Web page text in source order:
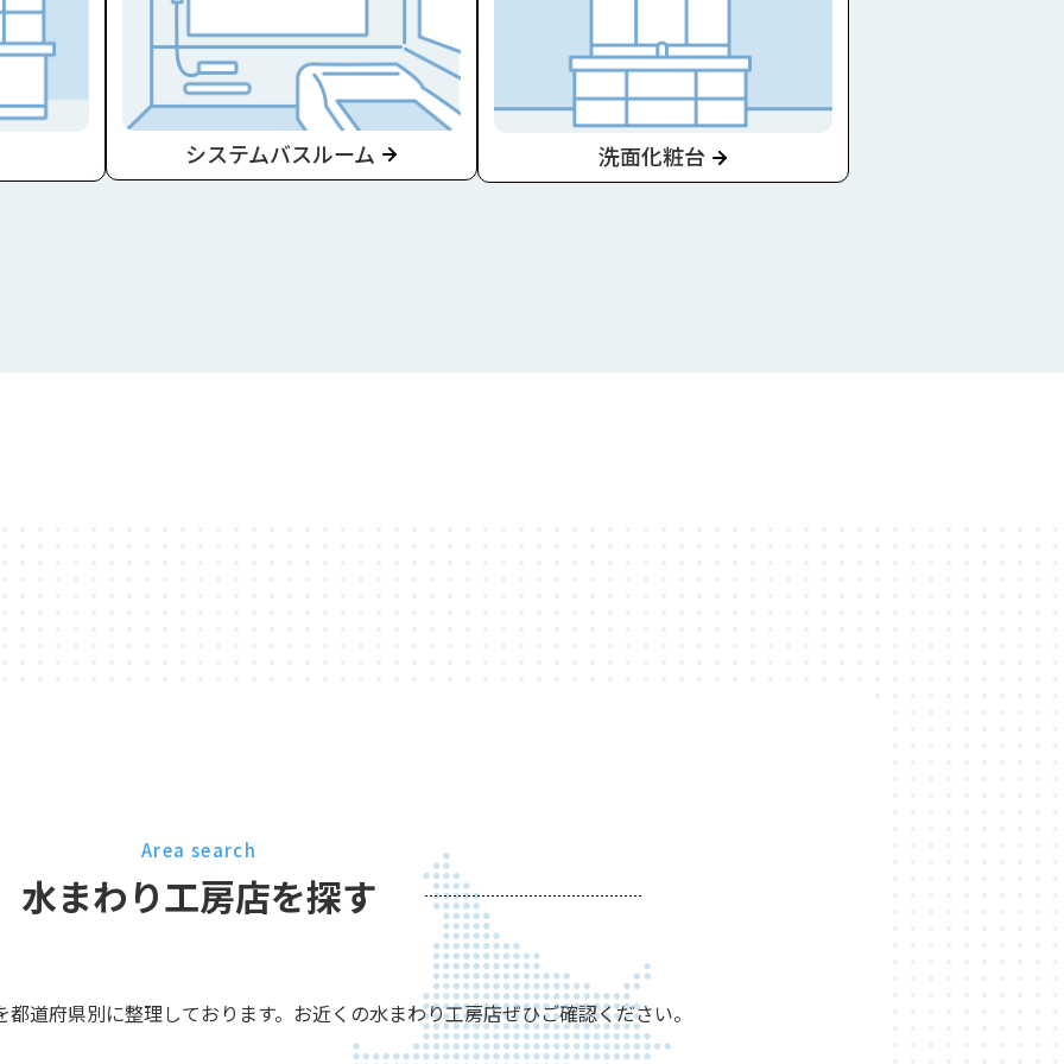
システムバスルーム 洗面化粧台
Area search
水まわり工房店を探す
道府県別に整理しております。お近くの水まわり工房店ぜひご確認ください。